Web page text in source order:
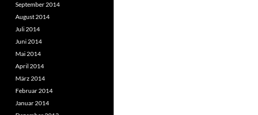
September 2014
August 2014
Juli 2014
Juni 2014
Mai 2014
April 2014
März 2014
Februar 2014
Januar 2014